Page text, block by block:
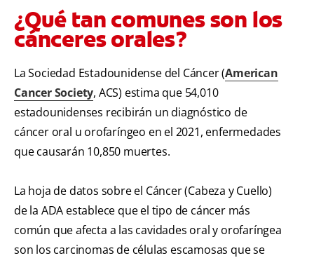
¿Qué tan comunes son los
cánceres orales?
La Sociedad Estadounidense del Cáncer (American
Cancer Society, ACS) estima que 54,010
estadounidenses recibirán un diagnóstico de
cáncer oral u orofaríngeo en el 2021, enfermedades
que causarán 10,850 muertes.
La hoja de datos sobre el Cáncer (Cabeza y Cuello)
de la ADA establece que el tipo de cáncer más
común que afecta a las cavidades oral y orofaríngea
son los carcinomas de células escamosas que se